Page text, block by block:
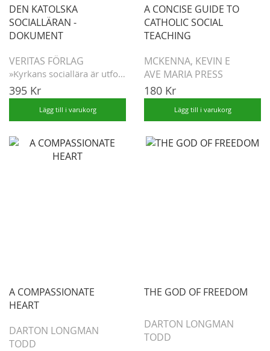
DEN KATOLSKA
SOCIALLÄRAN -
DOKUMENT
VERITAS FÖRLAG
»Kyrkans sociallära är utformad för att ...
395 Kr
Lägg till i varukorg
A CONCISE GUIDE TO
CATHOLIC SOCIAL
TEACHING
MCKENNA, KEVIN E
AVE MARIA PRESS
180 Kr
Lägg till i varukorg
A COMPASSIONATE
HEART
DARTON LONGMAN
TODD
THE GOD OF FREEDOM
DARTON LONGMAN
TODD